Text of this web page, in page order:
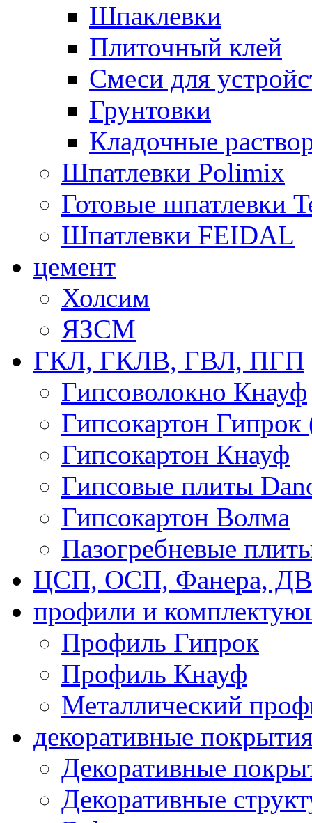
Шпаклевки
Плиточный клей
Смеси для
Грунтовки
Кладочные
Шпатлевки Polimix
Готовые шпатлевки
Шпатлевки FEIDAL
цемент
Холсим
ЯЗCМ
ГКЛ, ГКЛВ, ГВЛ, ПГП
Гипсоволокно Кнауф
Гипсокартон Гипрок
Гипсокартон Кнауф
Гипсовые плиты
Гипсокартон Волма
Пазогребневые
ЦСП, ОСП, Фанера,
профили и
Профиль Гипрок
Профиль Кнауф
Металлический
декоративные
Декоративные
Декоративные